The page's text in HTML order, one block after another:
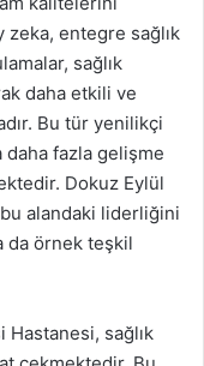
entegre sağlık
sağlık
daha etkili ve
Bu tür yenilikçi
daha fazla gelişme
Dokuz Eylül
alandaki liderliğini
da örnek teşkil
Hastanesi, sağlık